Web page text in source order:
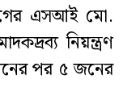
এসআই মো.
নিয়ন্ত্রণ
পর ৫ জনের